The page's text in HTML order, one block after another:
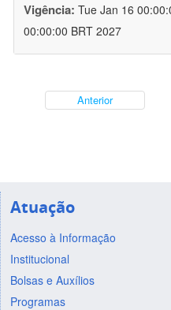
Vigência: Tue Jan 16
00:00:00 BRT 2027
Anterior
Atuação
Acesso à Informação
Institucional
Bolsas e Auxílios
Programas